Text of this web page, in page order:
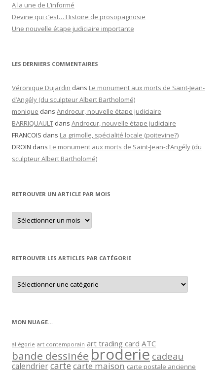
A la une de L’informé
Devine qui c’est… Histoire de prosopagnosie
Une nouvelle étape judiciaire importante
LES DERNIERS COMMENTAIRES
Véronique Dujardin dans Le monument aux morts de Saint-Jean-
d’Angély (du sculpteur Albert Bartholomé)
monique dans Androcur, nouvelle étape judiciaire
BARRIQUAULT dans Androcur, nouvelle étape judiciaire
FRANCOIS dans La grimolle, spécialité locale (poitevine?)
DROIN dans Le monument aux morts de Saint-Jean-d’Angély (du
sculpteur Albert Bartholomé)
RETROUVER UN ARTICLE PAR MOIS
Retrouver
un
article
RETROUVER LES ARTICLES PAR CATÉGORIE
Retrouver
les
articles
MON NUAGE…
allégorie art contemporain art trading card ATC
bande dessinée broderie cadeau
calendriercartecarte maison carte postale ancienne